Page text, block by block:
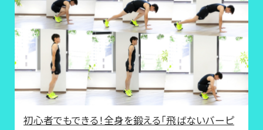
初心者でもできる！全身を鍛える「飛ばないバーピ